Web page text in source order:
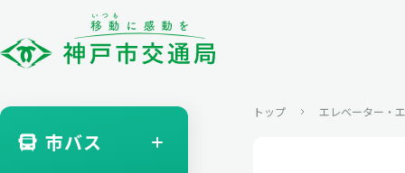
市バス
トップ エレベーター・